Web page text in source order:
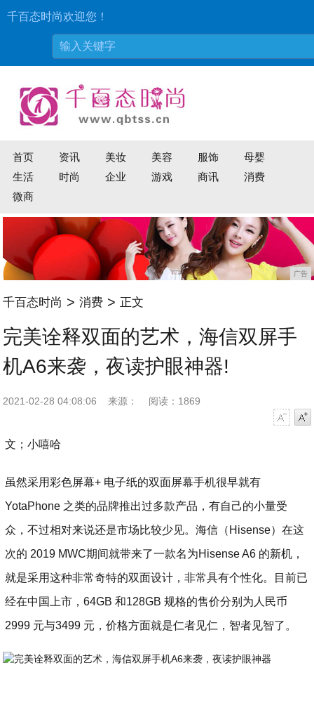
千百态时尚欢迎您！
首页 资讯 美妆 美容 服饰
母婴
生活
时尚 企业 游戏 商讯
消费
微商
广告
千百态时尚 > 消费 > 正文
完美诠释双面的艺术，海信双屏手
机A6来袭，夜读护眼神器!
2021-02-28 04:08:06 来源：
阅读：1869
文；小嘻哈
虽然采用彩色屏幕+ 电子纸的双面屏幕手机很早就有
YotaPhone 之类的品牌推出过多款产品，有自己的小量受
众，不过相对来说还是市场比较少见。海信（Hisense）在这
次的 2019 MWC期间就带来了一款名为Hisense A6 的新机，
就是采用这种非常奇特的双面设计，非常具有个性化。目前已
经在中国上市，64GB 和128GB 规格的售价分别为人民币
2999 元与3499 元，价格方面就是仁者见仁，智者见智了。